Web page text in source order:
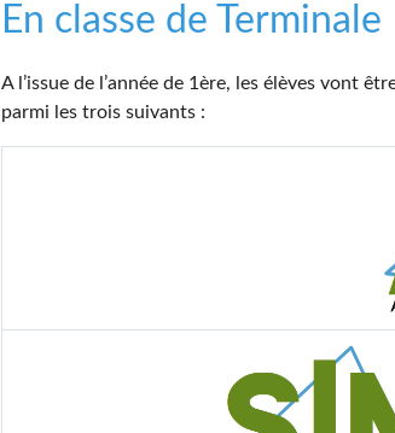
En classe de Terminale
A l’issue de l’année de 1ère, les élèves vont
parmi les trois suivants :